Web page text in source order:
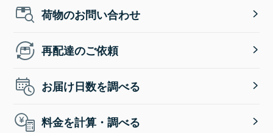
荷物のお問い合わせ
再配達のご依頼
お届け日数を調べる
料金を計算・調べる